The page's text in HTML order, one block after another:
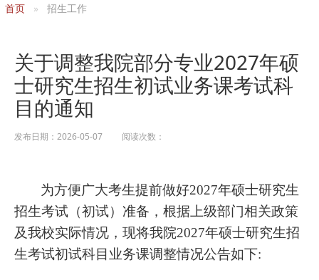
首页 招生工作
关于调整我院部分专业2027年硕
士研究生招生初试业务课考试科
目的通知
发布日期：2026-05-07 阅读次数：
为方便广大考生提前做好2027年硕士研究生
招生考试（初试）准备，根据上级部门相关政策
及我校实际情况，现将我院2027年硕士研究生招
生考试初试科目业务课调整情况公告如下: